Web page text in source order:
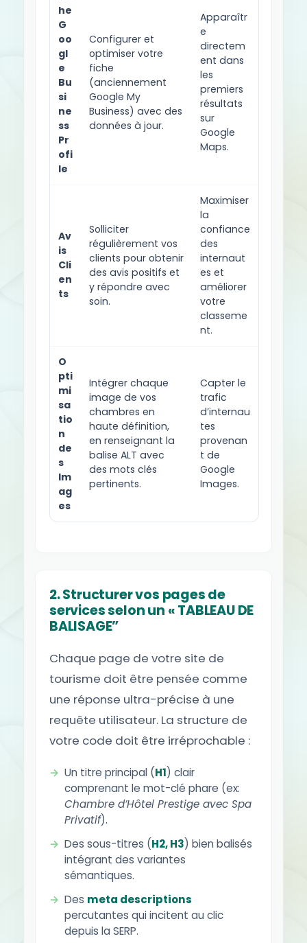
he
G
oo
gl
e
Bu
si
ne
ss
Pr
ofi
le
Configurer et
optimiser votre
fiche
(anciennement
Google My
Business) avec des
données à jour.
Apparaîtr
e
directem
ent dans
les
premiers
résultats
sur
Google
Maps.
Av
is
Cli
en
ts
Solliciter
régulièrement vos
clients pour obtenir
des avis positifs et
y répondre avec
soin.
Maximiser
la
confiance
des
internaut
es et
améliorer
votre
classeme
nt.
O
pti
mi
sa
tio
n
de
s
Im
ag
es
Intégrer chaque
image de vos
chambres en
haute définition,
en renseignant la
balise ALT avec
des mots clés
pertinents.
Capter le
trafic
d’internau
tes
provenan
t de
Google
Images.
2. Structurer vos pages de
services selon un « TABLEAU DE
BALISAGE”
Chaque page de votre site de
tourisme doit être pensée comme
une réponse ultra-précise à une
requête utilisateur. La structure de
votre code doit être irréprochable :
Un titre principal (H1) clair
comprenant le mot-clé phare (ex:
Chambre d’Hôtel Prestige avec Spa
Privatif).
Des sous-titres (H2, H3) bien balisés
intégrant des variantes
sémantiques.
Des meta descriptions
percutantes qui incitent au clic
depuis la SERP.